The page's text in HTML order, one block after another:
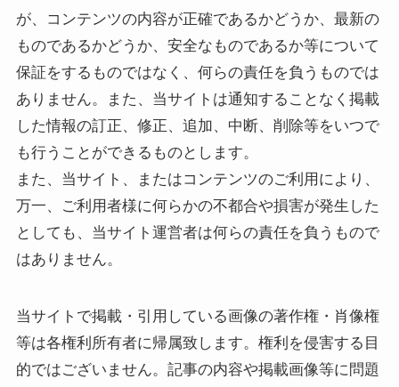
が、コンテンツの内容が正確であるかどうか、最新の
ものであるかどうか、安全なものであるか等について
保証をするものではなく、何らの責任を負うものでは
ありません。また、当サイトは通知することなく掲載
した情報の訂正、修正、追加、中断、削除等をいつで
も行うことができるものとします。
また、当サイト、またはコンテンツのご利用により、
万一、ご利用者様に何らかの不都合や損害が発生した
としても、当サイト運営者は何らの責任を負うもので
はありません。
当サイトで掲載・引用している画像の著作権・肖像権
等は各権利所有者に帰属致します。権利を侵害する目
的ではございません。記事の内容や掲載画像等に問題